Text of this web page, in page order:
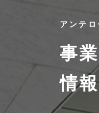
アンテ
事
情報